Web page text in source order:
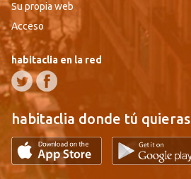
Su propia web
Acceso
habitaclia en la red
habitaclia donde tú quieras